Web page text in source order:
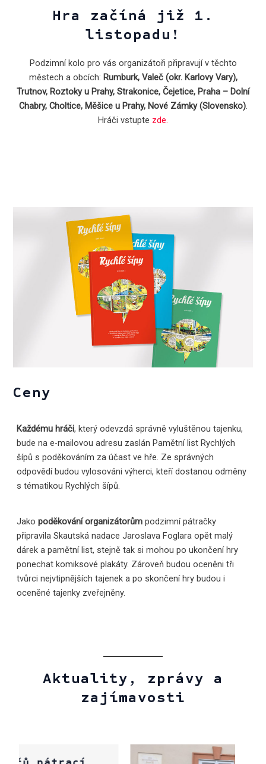
Hra začíná již 1.
listopadu!
Podzimní kolo pro vás organizátoři připravují v těchto
městech a obcích: Rumburk, Valeč (okr. Karlovy Vary),
Trutnov, Roztoky u Prahy, Strakonice, Čejetice, Praha – Dolní
Chabry, Choltice, Měšice u Prahy, Nové Zámky (Slovensko).
Hráči vstupte zde.
Ceny
Každému hráči, který odevzdá správně vyluštěnou tajenku,
bude na e-mailovou adresu zaslán Pamětní list Rychlých
šípů s poděkováním za účast ve hře. Ze správných
odpovědí budou vylosováni výherci, kteří dostanou odměny
s tématikou Rychlých šípů.
Jakopoděkování organizátorůmpodzimní pátračky
připravila Skautská nadace Jaroslava Foglara opět malý
dárek a pamětní list, stejně tak si mohou po ukončení hry
ponechat komiksové plakáty. Zároveň budou oceněni tři
tvůrci nejvtipnějších tajenek a po skončení hry budou i
oceněné tajenky zveřejněny.
Aktuality, zprávy a
zajímavosti